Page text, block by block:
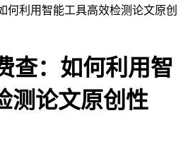
何利用智能工具高效检测论文原创
查：如何利用智
测论文原创性